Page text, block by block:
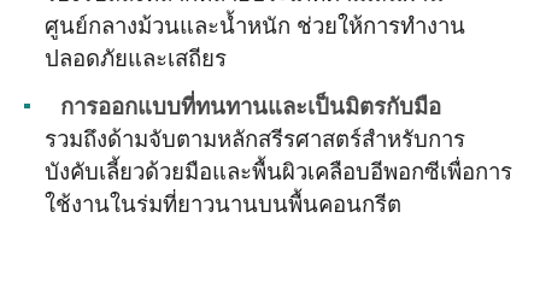
ศูนย์กลางม้วนและน้ำหนัก ช่วยให้การทำงาน
ปลอดภัยและเสถียร
การออกแบบที่ทนทานและเป็นมิตรกับมือ
รวมถึงด้ามจับตามหลักสรีรศาสตร์สำหรับการ
บังคับเลี้ยวด้วยมือและพื้นผิวเคลือบอีพอกซีเพื่อการ
ใช้งานในร่มที่ยาวนานบนพื้นคอนกรีต